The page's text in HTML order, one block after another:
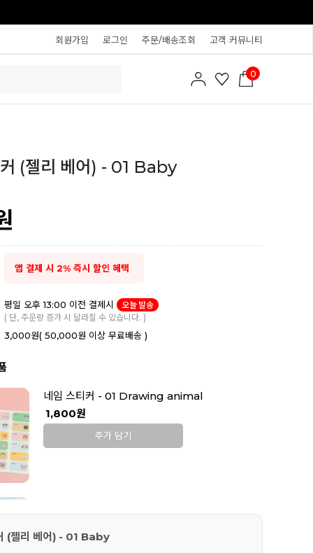
회원가입 로그인 주문/배송조회 고객 커뮤니티
0
(젤리 베어) - 01 Baby
앱 결제 시 2% 즉시 할인 혜택
평일 오후 13:00 이전 결제시
오늘 발송
( 단, 주문량 증가 시 달라질 수 있습니다. )
3,000원( 50,000원 이상 무료배송 )
네임 스티커 - 01 Drawing animal
1,800원
추가 담기
(젤리 베어) - 01 Baby